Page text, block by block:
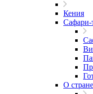
Кения
Сафари-
О стране